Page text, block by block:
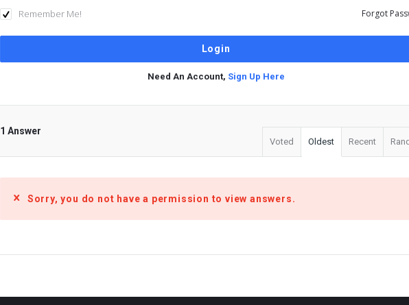
Remember Me! Forgot
Need An Account, Sign Up Here
1 Answer
Voted Oldest Recent
Sorry, you do not have a permission to view answers.